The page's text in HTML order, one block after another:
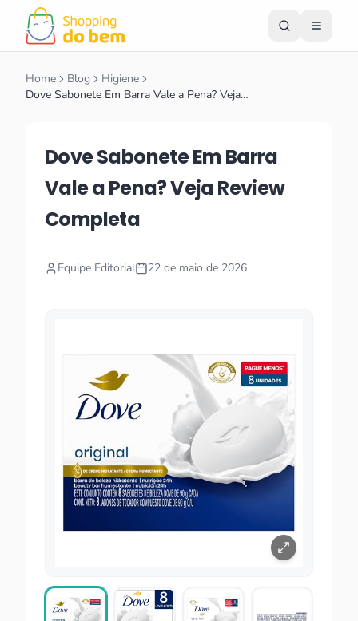
Home Blog
Higiene
Dove Sabonete Em Barra Vale a Pena? Veja…
Dove Sabonete Em Barra
Vale a Pena? Veja Review
Completa
Equipe Editorial 22 de maio de 2026